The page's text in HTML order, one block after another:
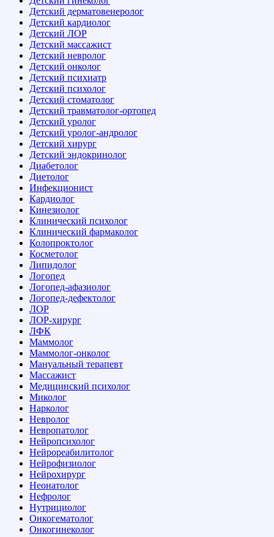
Детский дерматовенеролог
Детский кардиолог
Детский ЛОР
Детский массажист
Детский невролог
Детский онколог
Детский психиатр
Детский психолог
Детский стоматолог
Детский травматолог-ортопед
Детский уролог
Детский уролог-андролог
Детский хирург
Детский эндокринолог
Диабетолог
Диетолог
Инфекционист
Кардиолог
Кинезиолог
Клинический психолог
Клинический фармаколог
Колопроктолог
Косметолог
Липидолог
Логопед
Логопед-афазиолог
Логопед-дефектолог
ЛОР
ЛОР-хирург
ЛФК
Маммолог
Маммолог-онколог
Мануальный терапевт
Массажист
Медицинский психолог
Миколог
Нарколог
Невролог
Невропатолог
Нейропсихолог
Нейрореабилитолог
Нейрофизиолог
Нейрохирург
Неонатолог
Нефролог
Нутрициолог
Онкогематолог
Онкогинеколог